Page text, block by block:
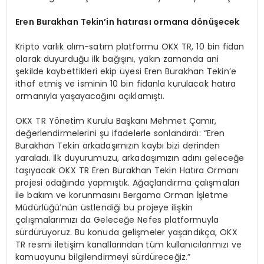
Eren Burakhan Tekin’in hatırası ormana dönüşecek
Kripto varlık alım-satım platformu OKX TR, 10 bin fidan
olarak duyurduğu ilk bağışını, yakın zamanda ani
şekilde kaybettikleri ekip üyesi Eren Burakhan Tekin’e
ithaf etmiş ve isminin 10 bin fidanla kurulacak hatıra
ormanıyla yaşayacağını açıklamıştı.
OKX TR Yönetim Kurulu Başkanı Mehmet Çamır,
değerlendirmelerini şu ifadelerle sonlandırdı: “Eren
Burakhan Tekin arkadaşımızın kaybı bizi derinden
yaraladı. İlk duyurumuzu, arkadaşımızın adını geleceğe
taşıyacak OKX TR Eren Burakhan Tekin Hatıra Ormanı
projesi odağında yapmıştık. Ağaçlandırma çalışmaları
ile bakım ve korunmasını Bergama Orman İşletme
Müdürlüğü’nün üstlendiği bu projeye ilişkin
çalışmalarımızı da Geleceğe Nefes platformuyla
sürdürüyoruz. Bu konuda gelişmeler yaşandıkça, OKX
TR resmi iletişim kanallarından tüm kullanıcılarımızı ve
kamuoyunu bilgilendirmeyi sürdüreceğiz.”